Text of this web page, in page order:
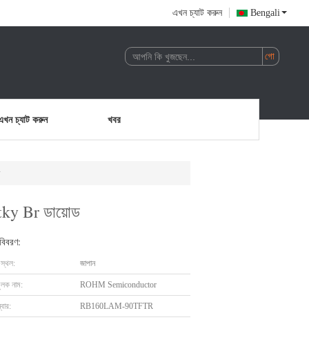
এখন চ্যাট করুন Bengali
চ্যাট করুন খবর
Br ডায়োড
জাপান
নাম: ROHM Semiconductor
RB160LAM-90TFTR